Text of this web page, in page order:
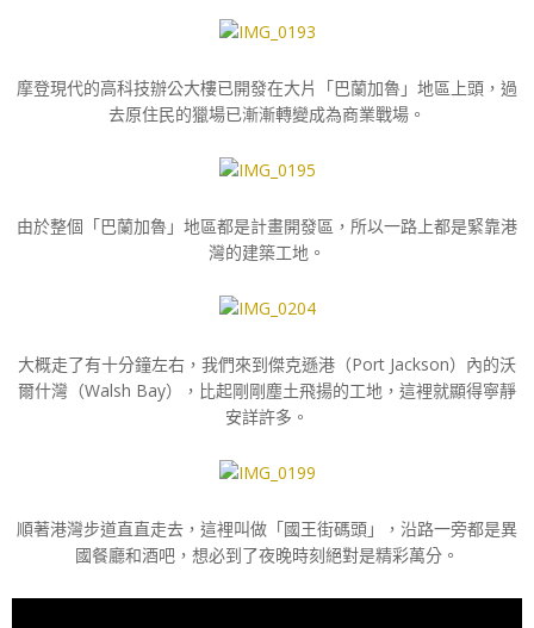
摩登現代的高科技辦公大樓已開發在大片「巴蘭加魯」地區上頭，過
去原住民的獵場已漸漸轉變成為商業戰場。
由於整個「巴蘭加魯」地區都是計畫開發區，所以一路上都是緊靠港
灣的建築工地。
大概走了有十分鐘左右，我們來到傑克遜港（Port Jackson）內的沃
爾什灣（Walsh Bay），比起剛剛塵土飛揚的工地，這裡就顯得寧靜
安詳許多。
順著港灣步道直直走去，這裡叫做「國王街碼頭」，沿路一旁都是異
國餐廳和酒吧，想必到了夜晚時刻絕對是精彩萬分。